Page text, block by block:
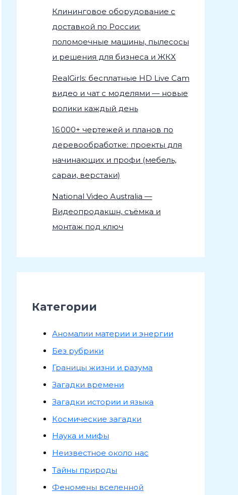
Клининговое оборудование с
доставкой по России:
поломоечные машины, пылесосы
и решения для бизнеса и ЖКХ
RealGirls: бесплатные HD Live Cam
видео и чат с моделями — новые
ролики каждый день
16 000+ чертежей и планов по
деревообработке: проекты для
начинающих и профи (мебель,
сараи, верстаки)
National Video Australia —
Видеопродакшн, съёмка и
монтаж под ключ
Категории
Аномалии материи и энергии
Без рубрики
Границы жизни и разума
Загадки времени
Загадки истории и языка
Космические загадки
Наука и мифы
Неизвестное около нас
Тайны природы
Феномены вселенной